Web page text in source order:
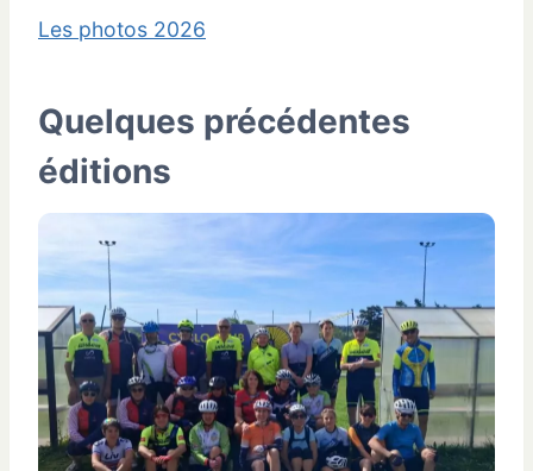
Les photos 2026
Quelques précédentes
éditions